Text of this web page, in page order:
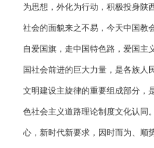
为思想，外化为行动，积极投身陕
社会的面貌来之不易，今天中国教
自爱国旗，走中国特色路，爱国主
国社会前进的巨大力量，是各族人
文明建设主旋律的重要组成部分，
色社会主义道路理论制度文化认同
心，新时代新要求，因时而为、顺